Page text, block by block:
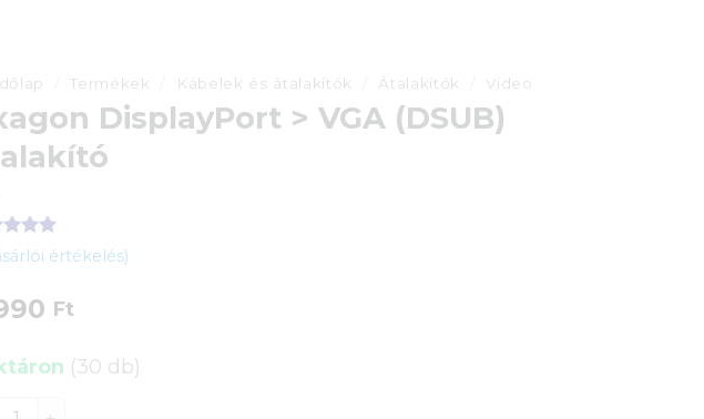
Termékek Kábelek és átalakítók Átalakítók Video
DisplayPort > VGA (DSUB)
5 értékelés)
Ft
(30 db)
DisplayPort > VGA (DSUB) átalakító mennyiség